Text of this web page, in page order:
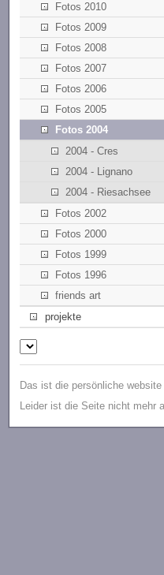
Fotos 2010
Fotos 2009
Fotos 2008
Fotos 2007
Fotos 2006
Fotos 2005
Fotos 2004
2004 - Cres
2004 - Lignano
2004 - Riesachsee
Fotos 2002
Fotos 2000
Fotos 1999
Fotos 1996
friends art
projekte
Das ist die persönliche
Leider ist die Seite nicht mehr